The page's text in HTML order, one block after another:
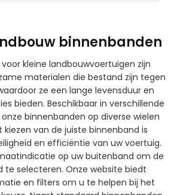
binnenbanden
kleine landbouwvoertuigen zijn
materialen die bestand zijn tegen
ze een lange levensduur en
bieden. Beschikbaar in verschillende
binnenbanden op diverse wielen
kiezen van de juiste binnenband is
en efficiëntie van uw voertuig.
op uw buitenband om de
selecteren. Onze website biedt
en filters om u te helpen bij het